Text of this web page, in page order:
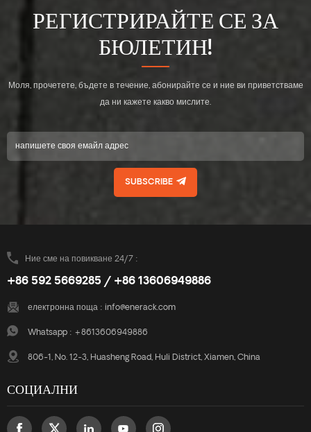
РЕГИСТРИРАЙТЕ СЕ ЗА
БЮЛЕТИН!
Моля, прочетете, бъдете в течение, абонирайте се и ние ви приветстваме
да ни кажете какво мислите.
SUBSCRIBE
Ние сме на повикване 24/7 :
+86 592 5669285 / +86 13606949886
електронна поща : info@enerack.com
Whatsapp : +8613606949886
806-1, No. 12-3, Huasheng Road, Huli District, Xiamen, China
СОЦИАЛНИ